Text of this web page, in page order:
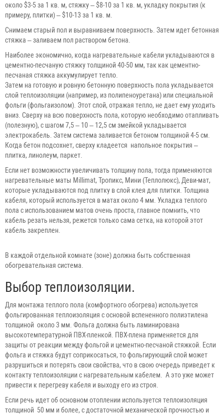
около $3-5 за 1 кв. м, стяжку – $8-10 за 1 кв. м, укладку покрытия (к
примеру, плитки) – $10-13 за 1 кв. м.
Снимаем старый пол и выравниваем поверхность. Затем идет бетонная
стяжка – заливаем пол раствором бетона.
Наиболее экономично, когда нагревательные кабели укладываются в
цементно-песчаную стяжку толщиной 40-50 мм, так как цементно-
песчаная стяжка аккумулирует тепло.
Затем на готовую и ровную бетонную поверхность пола укладывается
слой теплоизоляции (например, из полипеноуретана) или специальной
фольги (фольгаизолом). Этот слой, отражая тепло, не дает ему уходить
вниз. Сверху на всю поверхность пола, которую необходимо отапливать
(полезную), с шагом 7,5 – 10 – 12,5 см змейкой укладывается
электрокабель. Затем система заливается бетоном толщиной 4-5 см.
Когда бетон подсохнет, сверху кладеется напольное покрытия –
плитка, линолеум, паркет.
Если нет возможности увеличивать толщину пола, тогда применяются
нагревательные маты Millimat, Тропикс, Мини (Теплолюкс), Деви-мат,
которые укладываются под плитку в слой клея для плитки. Толщина
кабеля, который используется в матах около 4 мм. Укладка теплого
пола с использованием матов очень проста, главное помнить, что
кабель резать нельзя, режется только сама сетка, на которой этот
кабель закреплен.
В каждой отдельной комнате (зоне) должна быть собственная
обогревательная система.
Выбор теплоизоляции.
Для монтажа теплого пола (комфортного обогрева) используется
фольгированная теплоизоляция с основой вспененного полиэтилена
толщиной около 3 мм. Фольга должна быть ламинирована
высокотемпературной ПВХ-пленкой. ПВХ-плена применяется для
защиты от реакции между фольгой и цементно-песчаной стяжкой. Если
фольга и стяжка будут соприкосаться, то фольгирующий слой может
разрушиться и потерять свои свойства, что в свою очередь приведет к
контакту теплоизоляции с нагревательным кабелем. А это уже может
привести к перегреву кабеля и выходу его из строя.
Если речь идет об основном отоплении используется теплоизоляция
толщиной 50 мм и более, с достаточной механической прочностью и